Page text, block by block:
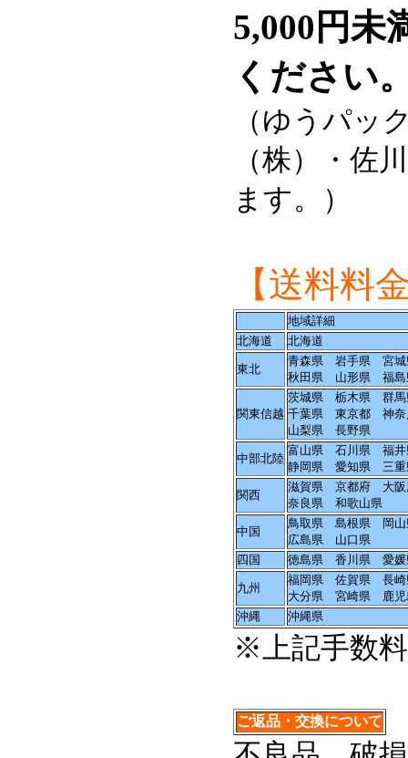
5,000円未
ください
（ゆうパッ
（株）・佐
ます。）
【送料料
地域詳細
北海道
北海道
東北
青森県 岩手県 宮城
秋田県 山形県 福島
関東信越
茨城県 栃木県 群
千葉県 東京都 神
山梨県 長野県
中部北陸
富山県 石川県 福
静岡県 愛知県 三
関西
滋賀県 京都府 大
奈良県 和歌山県
中国
鳥取県 島根県 岡山
広島県 山口県
四国
徳島県 香川県 愛
九州
福岡県 佐賀県 長
大分県 宮崎県 鹿
沖縄
沖縄県
※上記手数
ご返品・交換について